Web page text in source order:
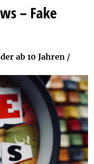
– Fake
ab 10 Jahren /